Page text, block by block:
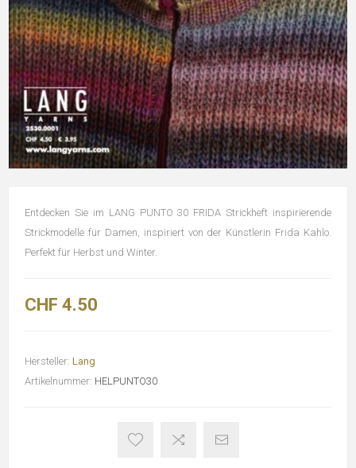
Entdecken Sie im LANG PUNTO 30 FRIDA Strickheft inspirierende
Strickmodelle für Damen, inspiriert von der Künstlerin Frida Kahlo.
Perfekt für Herbst und Winter.
CHF 4.50
Hersteller: Lang
Artikelnummer: HELPUNTO30